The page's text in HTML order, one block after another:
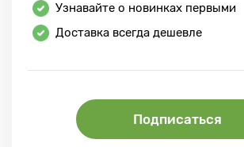
Узнавайте о новинках первыми
Доставка всегда дешевле
Подписаться